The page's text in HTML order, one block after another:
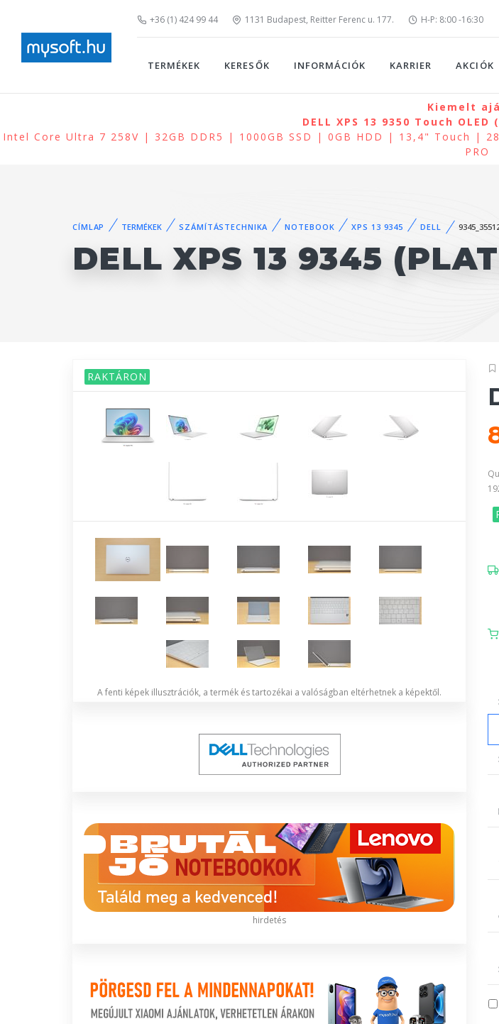
+36 (1) 424 99 44 1131 Budapest, Reitter Ferenc u. 177. H-P: 8:00 -16:30
TERMÉKEK KERESŐK INFORMÁCIÓK KARRIER AKCIÓK
Kiemelt
DELL XPS 13 9350 Touch
Intel Core Ultra 7 258V | 32GB DDR5 | 1000GB SSD | 0GB HDD | 13,4" Touch |
PRO
CÍMLAP TERMÉKEK SZÁMÍTÁSTECHNIKA NOTEBOOK XPS 13 9345 DELL
DELL XPS 13 9345
RAKTÁRON
A fenti képek illusztrációk, a termék és tartozékai a valóságban eltérhetnek a képektől.
hirdetés